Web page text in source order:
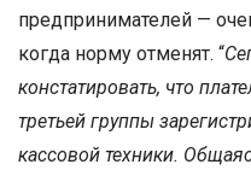
предпринимателей —
когда норму отменят. “
констатировать, что
третьей группы
кассовой техники.